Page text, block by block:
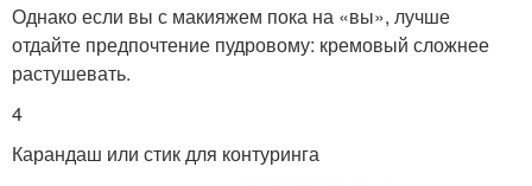
Однако если вы с макияжем пока на «вы», лучше
отдайте предпочтение пудровому: кремовый сложнее
растушевать.
4
Карандаш или стик для контуринга